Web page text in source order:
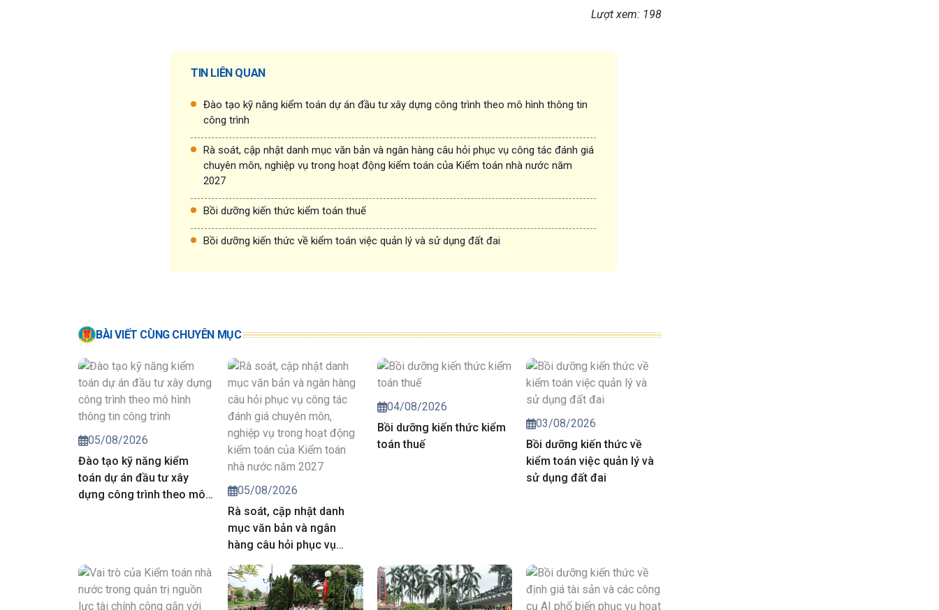
Lượt xem: 198
TIN LIÊN QUAN
Đào tạo kỹ năng kiểm toán dự án đầu tư xây dựng công trình theo mô hình thông tin
công trình
Rà soát, cập nhật danh mục văn bản và ngân hàng câu hỏi phục vụ công tác đánh giá
chuyên môn, nghiệp vụ trong hoạt động kiểm toán của Kiểm toán nhà nước năm
2027
Bồi dưỡng kiến thức kiểm toán thuế
Bồi dưỡng kiến thức về kiểm toán việc quản lý và sử dụng đất đai
BÀI VIẾT CÙNG CHUYÊN MỤC
05/08/2026
Đào tạo kỹ năng kiểm
toán dự án đầu tư xây
dựng công trình theo mô
05/08/2026
Rà soát, cập nhật danh
mục văn bản và ngân
hàng câu hỏi phục vụ
công tác đánh giá chuyên
môn, nghiệp vụ trong hoạt
động kiểm toán của Kiểm
04/08/2026
Bồi dưỡng kiến thức kiểm
toán thuế
03/08/2026
Bồi dưỡng kiến thức về
kiểm toán việc quản lý và
sử dụng đất đai